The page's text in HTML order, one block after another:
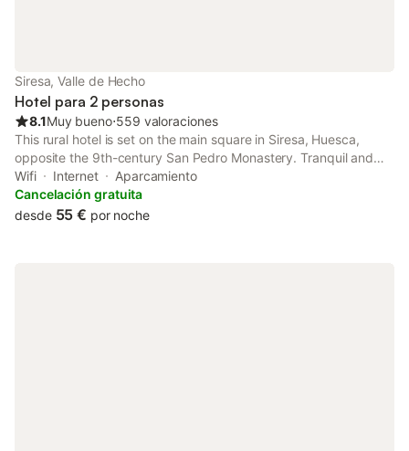
Siresa, Valle de Hecho
Hotel para 2 personas
8.1Muy bueno⋅559 valoraciones
This rural hotel is set on the main square in Siresa, Huesca,
opposite the 9th-century San Pedro Monastery. Tranquil and
surrounded by nature, it offers homemade cooking, free Wi-Fi in
public areas and functional rooms.
Wifi Internet
Aparcamiento
Cancelación gratuita
desde 55 € por noche